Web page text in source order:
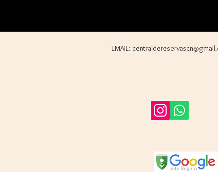
EMAIL: